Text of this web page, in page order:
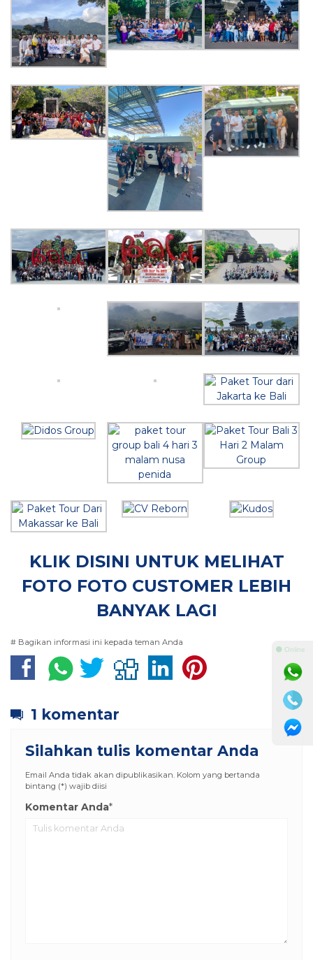
KLIK DISINI UNTUK MELIHAT
FOTO FOTO CUSTOMER LEBIH
BANYAK LAGI
# Bagikan informasi ini kepada teman Anda
1 komentar
Silahkan tulis komentar Anda
Email Anda tidak akan dipublikasikan. Kolom yang bertanda
bintang (*) wajib diisi
Komentar Anda*
⚫ Online